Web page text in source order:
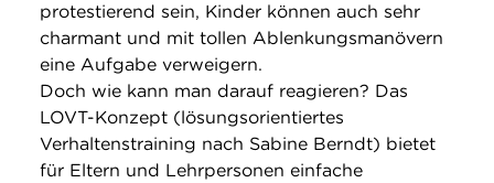
protestierend sein, Kinder können auch sehr
charmant und mit tollen Ablenkungsmanövern
eine Aufgabe verweigern.
Doch wie kann man darauf reagieren? Das
LOVT-Konzept (lösungsorientiertes
Verhaltenstraining nach Sabine Berndt) bietet
für Eltern und Lehrpersonen einfache